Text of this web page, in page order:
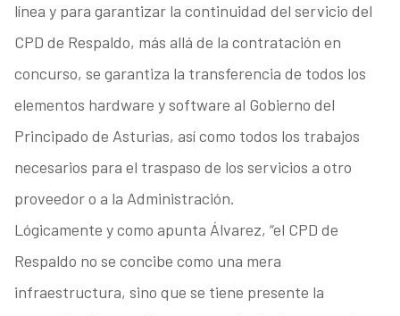
línea y para garantizar la continuidad del servicio del
CPD de Respaldo, más allá de la contratación en
concurso, se garantiza la transferencia de todos los
elementos hardware y software al Gobierno del
Principado de Asturias, así como todos los trabajos
necesarios para el traspaso de los servicios a otro
proveedor o a la Administración.
Lógicamente y como apunta Álvarez, “el CPD de
Respaldo no se concibe como una mera
infraestructura, sino que se tiene presente la